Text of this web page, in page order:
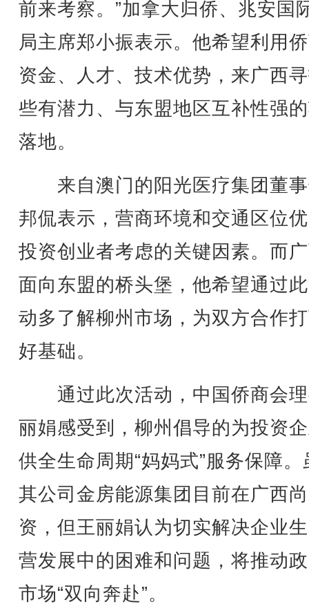
前来考察。”加拿大归侨、兆安国
局主席郑小振表示。他希望利用
资金、人才、技术优势，来广西
些有潜力、与东盟地区互补性强
落地。
来自澳门的阳光医疗集团董
邦侃表示，营商环境和交通区位
投资创业者考虑的关键因素。而
面向东盟的桥头堡，他希望通过
动多了解柳州市场，为双方合作
好基础。
通过此次活动，中国侨商会
丽娟感受到，柳州倡导的为投资
供全生命周期“妈妈式”服务保障。
其公司金房能源集团目前在广西
资，但王丽娟认为切实解决企业
营发展中的困难和问题，将推动
市场“双向奔赴”。